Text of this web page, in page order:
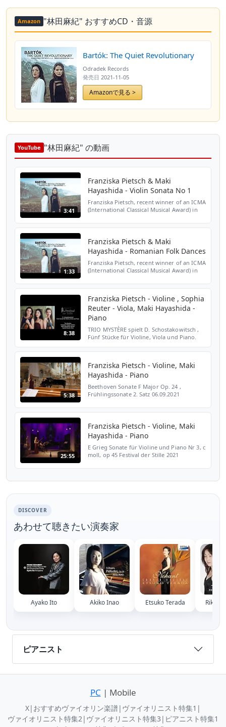
Amazon "林田麻紀" おすすめCD・音源
Bartók: The Quiet Revolutionary
Odradek Records
発売日 2021-11-05
Amazonで見る >
YouTube "林田麻紀" の動画
3:41
Franziska Pietsch & Maki
Hayashida - Violin Sonata No 1
Franziska Pietsch, recent winner of an ICMA
(International Classical Musical Award) in
1:33
Franziska Pietsch & Maki
Hayashida - Romanian Folk Dances
Franziska Pietsch, recent winner of an ICMA
(International Classical Musical Award) in
8:38
Franziska Pietsch - Violine , Sophia
Reuter - Viola, Maki Hayashida -
Piano
TRIO MYSTÈRE spielt D. Schostakowitsch ,
Fünf Stücke für Violine, Viola und Piano.
5:38
Franziska Pietsch - Violine, Maki
Hayashida - Piano
Beethoven Sonate F Major Op. 24 ,
Frühlingssonate 2. Satz 06.09.2021
25:55
Franziska Pietsch - Violine, Maki
Hayashida - Piano
E Grieg Sonate für Violine und Piano Nr 3, c
moll, op 45 Festival der Stille 2021
DISCOVER
あわせて聴きたい演奏家
Ayako Ito Akiko Inao Etsuko Terada
ピアニスト
PC | Mobile
X| おすすめヴァイオリン楽譜| ヴァイオリニスト特集1 |
ヴァイオリニスト特集2| ヴァイオリニスト特集3 | ピアニスト特集1